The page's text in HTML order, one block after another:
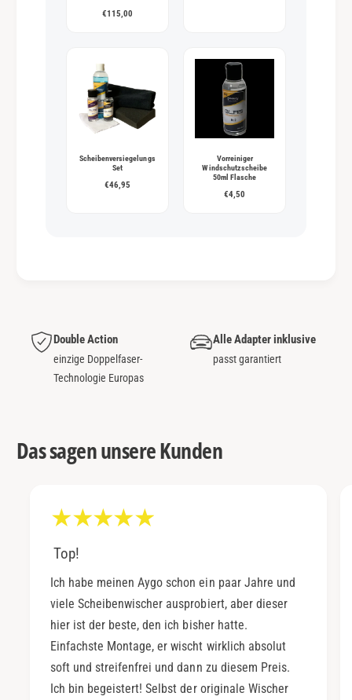
€115,00
Scheibenversiegelungs
Set
€46,95
Vorreiniger
Windschutzscheibe
50ml Flasche
€4,50
Double Action
einzige Doppelfaser-
Technologie Europas
Alle Adapter inklusive
passt garantiert
Das sagen unsere Kunden
Top!
Ich habe meinen Aygo schon ein paar Jahre und
viele Scheibenwischer ausprobiert, aber dieser
hier ist der beste, den ich bisher hatte.
Einfachste Montage, er wischt wirklich absolut
soft und streifenfrei und dann zu diesem Preis.
Ich bin begeistert! Selbst der originale Wischer